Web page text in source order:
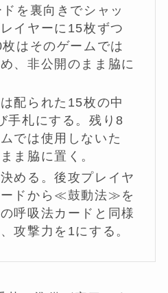
を裏向きでシャッ
イヤーに15枚ずつ
はそのゲームでは
、非公開のまま脇に
配られた15枚の中
手札にする。残り8
では使用しないた
ま脇に置く。
める。後攻プレイヤ
ードから≪鼓動法≫を
呼吸法カードと同様
攻撃力を1にする。